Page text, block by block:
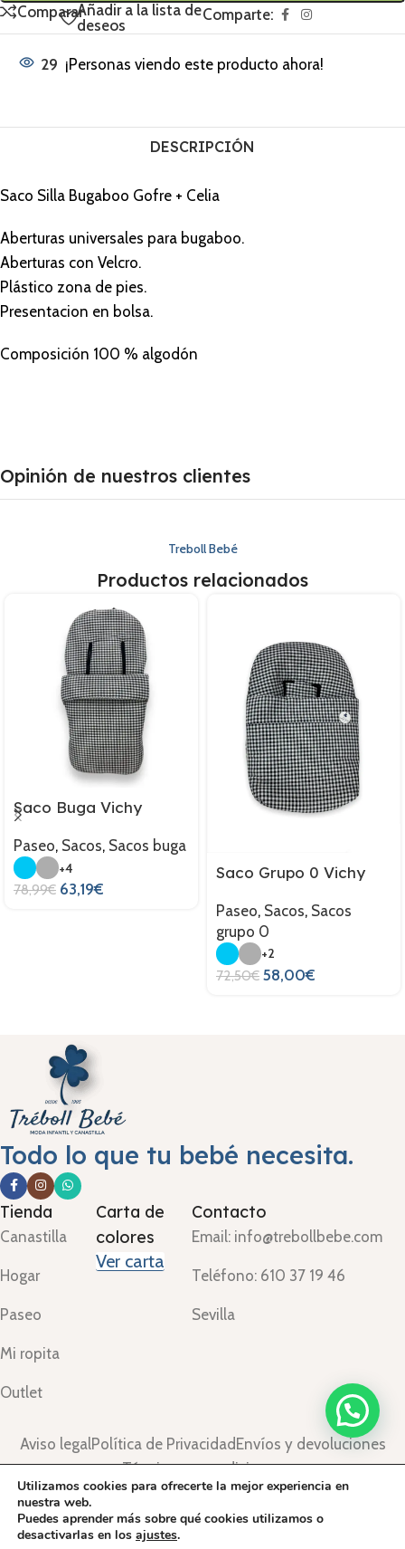
CompararAñadir a la lista de
deseos
Comparte:
29 ¡Personas viendo este producto ahora!
DESCRIPCIÓN
Saco Silla Bugaboo Gofre + Celia
Aberturas universales para bugaboo.
Aberturas con Velcro.
Plástico zona de pies.
Presentacion en bolsa.
Composición 100 % algodón
Opinión de nuestros clientes
Treboll Bebé
Productos relacionados
Saco Buga Vichy
Paseo, Sacos, Sacos buga
+4
78,99€ 63,19€
Saco Grupo 0 Vichy
Paseo, Sacos, Sacos
grupo 0
+2
72,50€ 58,00€
Todo lo que tu bebé necesita.
Tienda
Canastilla
Hogar
Paseo
Mi ropita
Outlet
Carta de
colores
Ver carta
Contacto
Email: info@trebollbebe.com
Teléfono: 610 37 19 46
Sevilla
Aviso legalPolítica de PrivacidadEnvíos y devoluciones
Términos y condiciones
©Treboll Bebé ™2024.
Utilizamos cookies para ofrecerte la mejor experiencia en
nuestra web.
Puedes aprender más sobre qué cookies utilizamos o
desactivarlas en los ajustes.